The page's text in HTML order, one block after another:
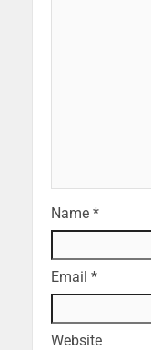
Name *
Email *
Website